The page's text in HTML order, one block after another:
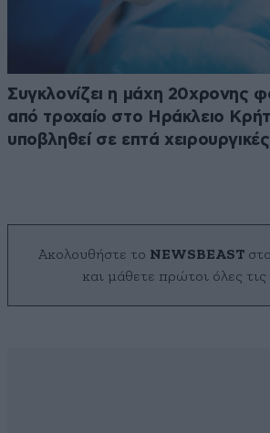
Συγκλονίζει η μάχη 20χρονης
από τροχαίο στο Ηράκλειο
υποβληθεί σε επτά
Ακολουθήστε το NEWSBEAST στο
και μάθετε πρώτοι όλες τις